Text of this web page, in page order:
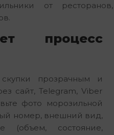
от ресторанов,
процесс
прозрачным и
сайт, Telegram, Viber
фото морозильной
номер, внешний вид,
(объем, состояние,